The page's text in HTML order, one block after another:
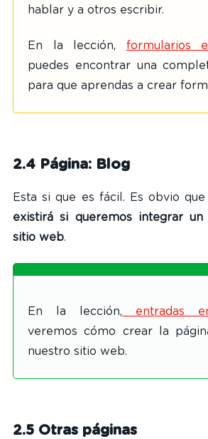
hablar y a otros escribir.
En la lección, formularios
puedes encontrar una
para que aprendas a crear
2.4 Página: Blog
Esta si que es fácil. Es obvio
existirá si queremos integrar un
sitio web.
En la lección, entradas
veremos cómo crear la
nuestro sitio web.
2.5 Otras páginas